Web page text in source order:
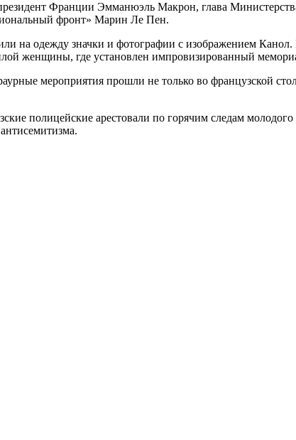
Франции Эмманюэль Макрон, глава
фронт» Марин Ле Пен.
на одежду значки и фотографии с изображением
женщины, где установлен импровизированный
мероприятия прошли не только во французской
полицейские арестовали по горячим следам